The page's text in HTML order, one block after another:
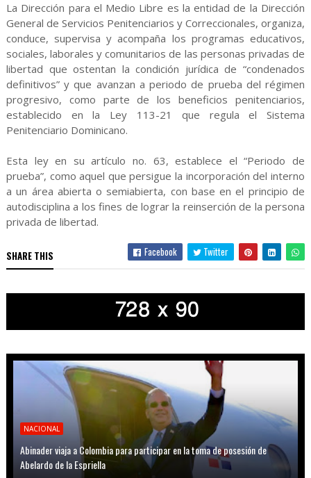
La Dirección para el Medio Libre es la entidad de la Dirección
General de Servicios Penitenciarios y Correccionales, organiza,
conduce, supervisa y acompaña los programas educativos,
sociales, laborales y comunitarios de las personas privadas de
libertad que ostentan la condición jurídica de “condenados
definitivos” y que avanzan a periodo de prueba del régimen
progresivo, como parte de los beneficios penitenciarios,
establecido en la Ley 113-21 que regula el Sistema
Penitenciario Dominicano.
Esta ley en su artículo no. 63, establece el “Periodo de
prueba”, como aquel que persigue la incorporación del interno
a un área abierta o semiabierta, con base en el principio de
autodisciplina a los fines de lograr la reinserción de la persona
privada de libertad.
SHARE THIS Facebook Twitter
NACIONAL
Abinader viaja a Colombia para participar en la toma de posesión de
Abelardo de la Espriella